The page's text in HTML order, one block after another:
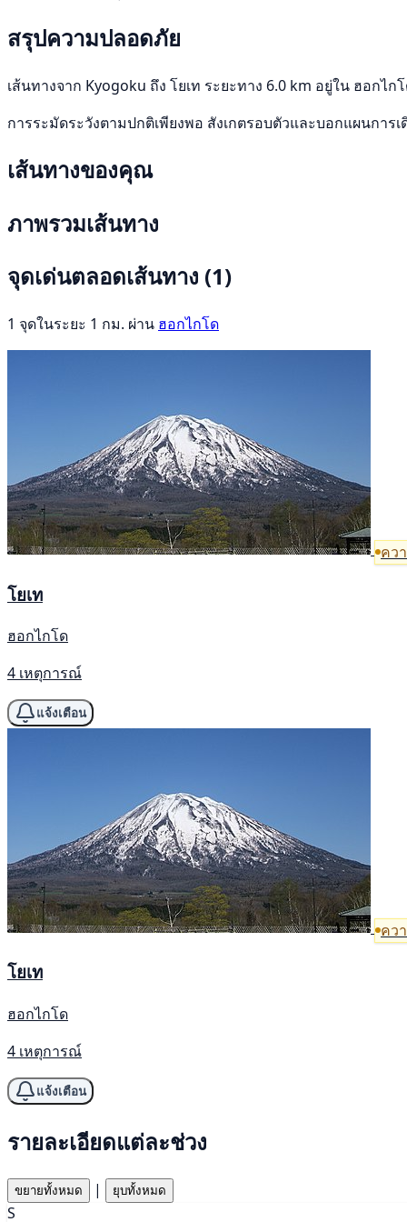
สรุปความปลอดภัย
เส้นทางจาก Kyogoku ถึง โยเท ระยะทาง 6.0 km อยู่ใน ฮอก
การระมัดระวังตามปกติเพียงพอ สังเกตรอบตัวและบอกแผนการ
เส้นทางของคุณ
ภาพรวมเส้นทาง
จุดเด่นตลอดเส้นทาง (1)
1 จุดในระยะ 1 กม. ผ่าน ฮอกไกโด
คว
โยเท
ฮอกไกโด
4 เหตุการณ์
แจ้งเตือน
คว
โยเท
ฮอกไกโด
4 เหตุการณ์
แจ้งเตือน
รายละเอียดแต่ละช่วง
ขยายทั้งหมด | ยุบทั้งหมด
S